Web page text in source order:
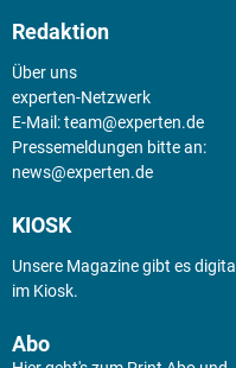
Redaktion
Über uns
experten-Netzwerk
E-Mail:team@experten.de
Pressemeldungen bitte an:
news@experten.de
KIOSK
Unsere Magazine gibt es digital
im Kiosk.
Abo